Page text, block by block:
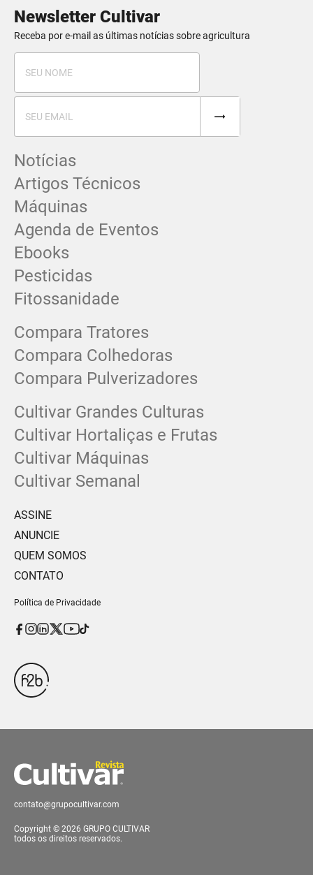
Newsletter Cultivar
Receba por e-mail as últimas notícias sobre agricultura
Notícias
Artigos Técnicos
Máquinas
Agenda de Eventos
Ebooks
Pesticidas
Fitossanidade
Compara Tratores
Compara Colhedoras
Compara Pulverizadores
Cultivar Grandes Culturas
Cultivar Hortaliças e Frutas
Cultivar Máquinas
Cultivar Semanal
ASSINE
ANUNCIE
QUEM SOMOS
CONTATO
Política de Privacidade
contato@grupocultivar.com
Copyright © 2026 GRUPO CULTIVAR
todos os direitos reservados.